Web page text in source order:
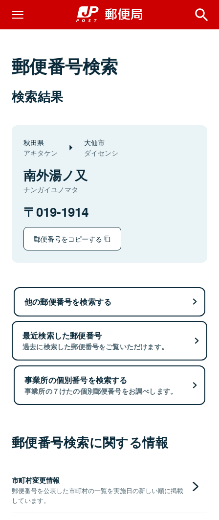
郵便番号検索
検索結果
秋田県
アキタケン
大仙市
ダイセンシ
南外湯ノ又
ナンガイユノマタ
019-1914
郵便番号をコピーする
他の郵便番号を検索する
最近検索した郵便番号
過去に検索した郵便番号をご覧いただけます。
事業所の個別番号を検索する
事業所の７けたの個別郵便番号をお調べします。
郵便番号検索に関する情報
市町村変更情報
郵便番号を公表した市町村の一覧を実施日の新しい順に掲載
しています。